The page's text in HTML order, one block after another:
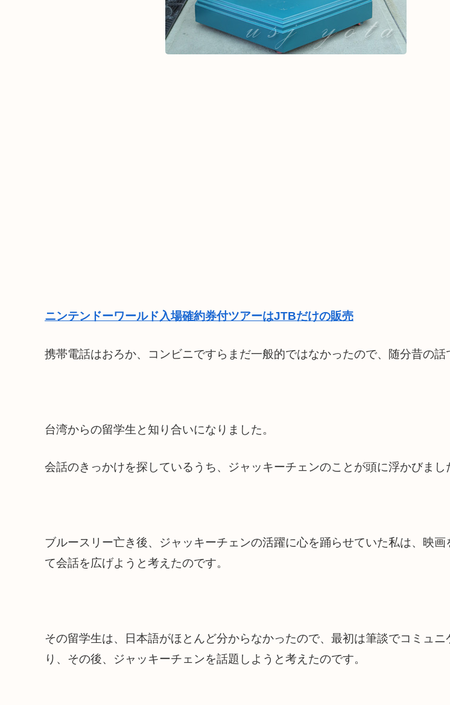
ニンテンドーワールド入場確約券付ツアーはJTBだけの販売
携帯電話はおろか、コンビニですらまだ一般的ではなかったので、随分昔の話
台湾からの留学生と知り合いになりました。
会話のきっかけを探しているうち、ジャッキーチェンのことが頭に浮かびまし
ブルースリー亡き後、ジャッキーチェンの活躍に心を踊らせていた私は、映画
て会話を広げようと考えたのです。
その留学生は、日本語がほとんど分からなかったので、最初は筆談でコミュニ
り、その後、ジャッキーチェンを話題しようと考えたのです。